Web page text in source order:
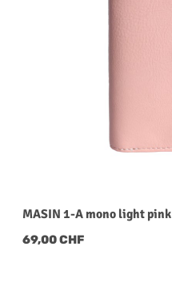
MASIN 1-A mono light pink
Regulärer Preis:
69,00 CHF